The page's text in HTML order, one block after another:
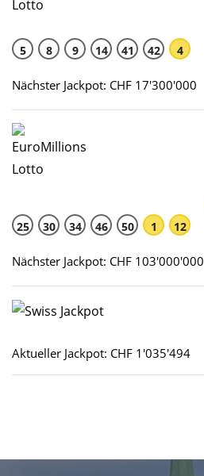
5 8 9 14 41 42 4
Nächster Jackpot: CHF 17'300'000
25 30 34 46 50 1 12
Nächster Jackpot: CHF 103'000'000
Aktueller Jackpot: CHF 1'035'494